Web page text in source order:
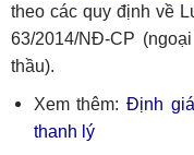
theo các quy định về
63/2014/NĐ-CP
thầu).
Xem thêm: Định
thanh lý